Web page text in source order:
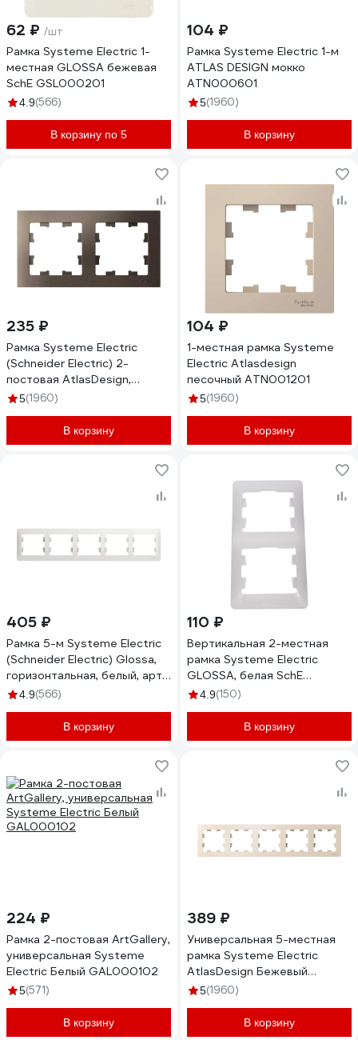
62 ₽ /шт
Рамка Systeme Electric 1-
местная GLOSSA бежевая
SchE GSL000201
4.9(566)
В корзину по 5
104 ₽
Рамка Systeme Electric 1-м
ATLAS DESIGN мокко
ATN000601
5(1960)
В корзину
235 ₽
Рамка Systeme Electric
(Schneider Electric) 2-
постовая AtlasDesign,
универсальная, мокко
5(1960)
В корзину
104 ₽
1-местная рамка Systeme
Electric Atlasdesign
песочный ATN001201
5(1960)
В корзину
405 ₽
Рамка 5-м Systeme Electric
(Schneider Electric) Glossa,
горизонтальная, белый, арт.
GSL000105
4.9(566)
В корзину
110 ₽
Вертикальная 2-местная
рамка Systeme Electric
GLOSSA, белая SchE
GSL000106
4.9(150)
В корзину
224 ₽
Рамка 2-постовая ArtGallery,
универсальная Systeme
Electric Белый GAL000102
5(571)
В корзину
389 ₽
Универсальная 5-местная
рамка Systeme Electric
AtlasDesign Бежевый
ATN000205
5(1960)
В корзину